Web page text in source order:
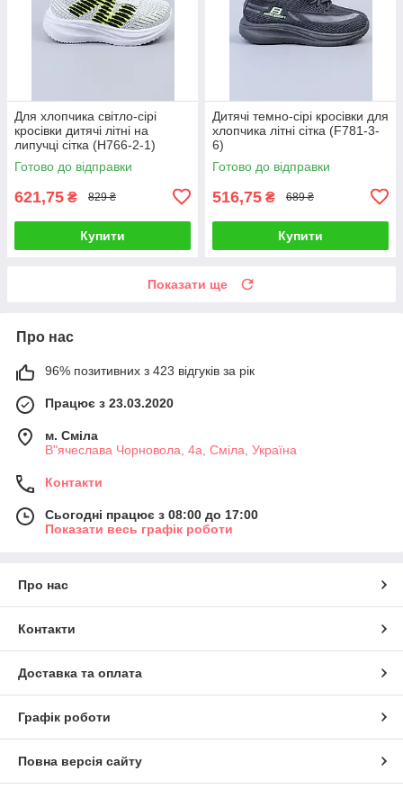
Для хлопчика світло-сірі
кросівки дитячі літні на
липучці сітка (H766-2-1)
Готово до відправки
621,75 ₴ 829 ₴
Купити
Дитячі темно-сірі кросівки для
хлопчика літні сітка (F781-3-
6)
Готово до відправки
516,75 ₴ 689 ₴
Купити
Показати ще
Про нас
96% позитивних з 423 відгуків за рік
Працює з 23.03.2020
м. Сміла
В"ячеслава Чорновола, 4а, Сміла, Україна
Контакти
Сьогодні працює з 08:00 до 17:00
Показати весь графік роботи
Про нас
Контакти
Доставка та оплата
Графік роботи
Повна версія сайту